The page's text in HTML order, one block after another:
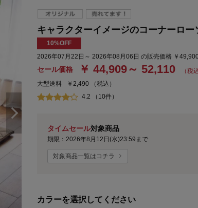
キャラクターイメージのコーナーロー
10%OFF
2026年07月22日～ 2026年08月06日 の販売価格 ￥
セール価格 ￥ 44,909～ 52,110
（税
大型送料
￥2,490
（税込）
4.2 （10件）
タイムセール対象商品
期限：2026年8月12日(水)23:59まで
対象商品一覧はコチラ
カラーを選択してください